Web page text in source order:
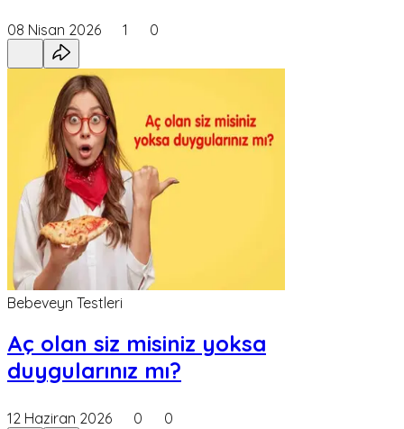
08 Nisan 2026 1 0
Bebeveyn Testleri
Aç olan siz misiniz yoksa
duygularınız mı?
12 Haziran 2026 0 0